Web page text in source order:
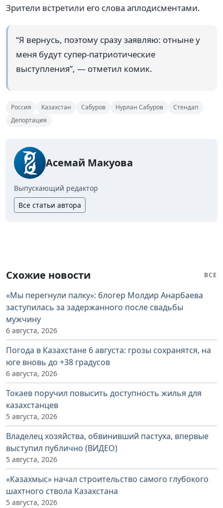
Зрители встретили его слова аплодисментами.
“Я вернусь, поэтому сразу заявляю: отныне у
меня будут супер-патриотические
выступления”, — отметил комик.
Россия Казахстан Сабуров Нурлан Сабуров
Стендап
Депортация
Асемай Макуова
Выпускающий редактор
Все статьи автора
Схожие новости ВСЕ
«Мы перегнули палку»: блогер Молдир Анарбаева
заступилась за задержанного после свадьбы
мужчину
6 августа, 2026
Погода в Казахстане 6 августа: грозы сохранятся, на
юге вновь до +38 градусов
6 августа, 2026
Токаев поручил повысить доступность жилья для
казахстанцев
5 августа, 2026
Владелец хозяйства, обвинивший пастуха, впервые
выступил публично (ВИДЕО)
5 августа, 2026
«Казахмыс» начал строительство самого глубокого
шахтного ствола Казахстана
5 августа, 2026